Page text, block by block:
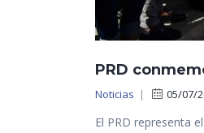
PRD
Noticias | 05/07/
El PRD representa